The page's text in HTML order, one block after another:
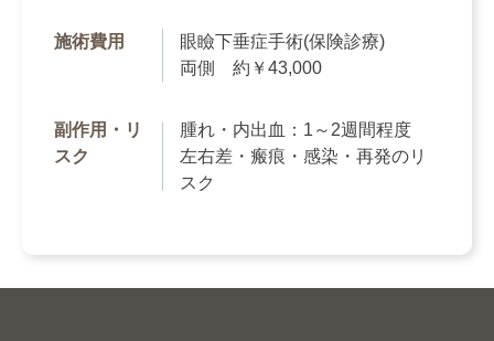
施術費用
眼瞼下垂症手術(保険診療)
両側 約￥43,000
副作用・リ
スク
腫れ・内出血：1～2週間程度
左右差・瘢痕・感染・再発のリ
スク